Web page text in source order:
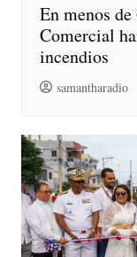
En menos
Comercial
incendios
samantharadio